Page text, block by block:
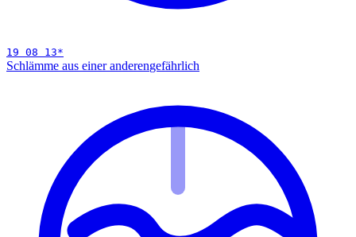
19 08 13*
Schlämme aus einer anderengefährlich